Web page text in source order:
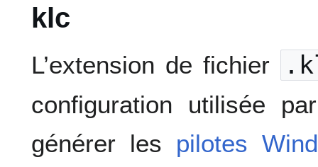
klc
L’extension de fichier
configuration utilisée
générer les pilotes